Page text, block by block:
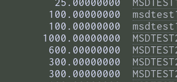
         25.00000000
        100.00000000
        100.00000000
       1000.00000000
        600.00000000
        300.00000000
        300.00000000